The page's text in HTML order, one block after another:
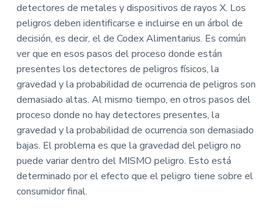
detectores de metales y dispositivos de rayos X. Los
peligros deben identificarse e incluirse en un árbol de
decisión, es decir, el de Codex Alimentarius. Es común
ver que en esos pasos del proceso donde están
presentes los detectores de peligros físicos, la
gravedad y la probabilidad de ocurrencia de peligros son
demasiado altas. Al mismo tiempo, en otros pasos del
proceso donde no hay detectores presentes, la
gravedad y la probabilidad de ocurrencia son demasiado
bajas. El problema es que la gravedad del peligro no
puede variar dentro del MISMO peligro. Esto está
determinado por el efecto que el peligro tiene sobre el
consumidor final.